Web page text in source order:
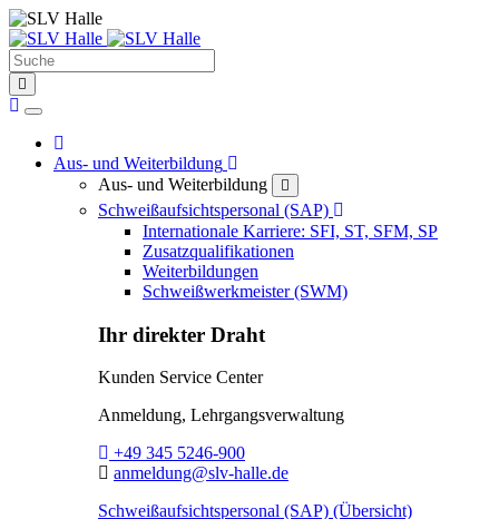
Suche
Home
Aus- und Weiterbildung
Aus- und Weiterbildung
Schweißaufsichtspersonal (SAP) Toggle Dropdown
Internationale Karriere: SFI, ST, SFM, SP
Zusatzqualifikationen
Weiterbildungen
Schweißwerkmeister (SWM)
Ihr direkter Draht
Kunden Service Center
Anmeldung, Lehrgangsverwaltung
Telefon:
+49 345 5246-900
E-Mail:
anmeldung@slv-halle.de
Schweißaufsichtspersonal (SAP) (Übersicht)